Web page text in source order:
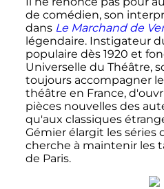
de comédien, son
dans Le Marchand de
légendaire. Instigateur
populaire dès 1920 et
Universelle du Théâtre,
toujours accompagner
théâtre en France,
pièces nouvelles des
qu'aux classiques
Gémier élargit les
cherche à maintenir les
de Paris.